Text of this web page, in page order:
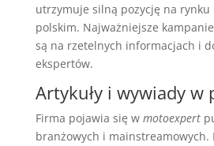
utrzymuje silną pozycję na
polskim. Najważniejsze
są na rzetelnych informacjach i
ekspertów.
Artykuły i wywiady w
Firma pojawia się w motoexpert
branżowych i mainstreamowych.